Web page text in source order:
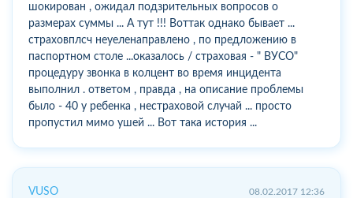
шокирован , ожидал подзрительных вопросов о
размерах суммы ... А тут !!! Воттак однако бывает ...
страховплсч неуеленаправлено , по предложению в
паспортном столе ...оказалось / страховая - " ВУСО"
процедуру звонка в колцент во время инцидента
выполнил . ответом , правда , на описание проблемы
было - 40 у ребенка , нестраховой случай ... просто
пропустил мимо ушей ... Вот така история ...
VUSO 08.02.2017 12:36